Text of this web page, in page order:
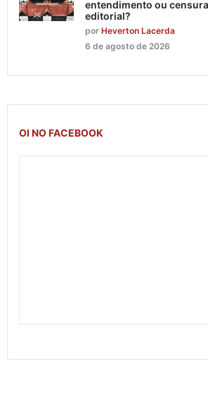
entendimento ou censura
editorial?
por Heverton Lacerda
6 de agosto de 2026
OI NO FACEBOOK